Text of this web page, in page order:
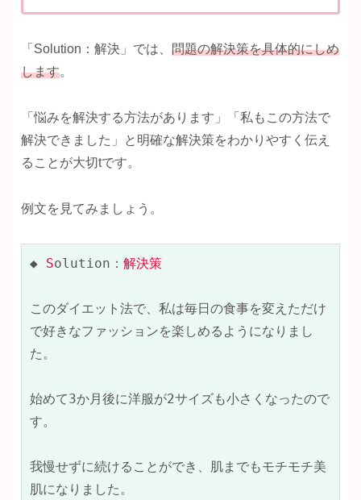
「Solution：解決」では、 問題の解決策を具体的にしめ
します。
「悩みを解決する方法があります」「私もこの方法で
解決できました」と明確な解決策をわかりやすく伝え
ることが大切tです。
例文を見てみましょう。
◆ Solution： 解決策
このダイエット法で、私は毎日の食事を変えただけ
で好きなファッションを楽しめるようになりまし
た。
始めて3か月後に洋服が2サイズも小さくなったので
す。
我慢せずに続けることができ、肌までもモチモチ美
肌になりました。